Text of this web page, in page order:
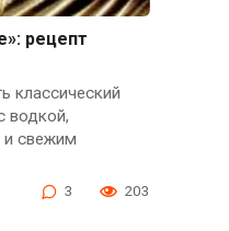
рецепт
классический
водкой,
и свежим
3 203